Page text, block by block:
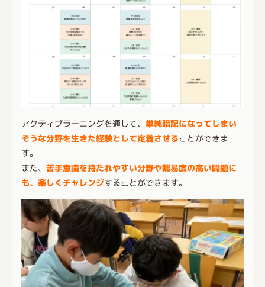
アクティブラーニングを通して、単純暗記になってしまい
そうな分野を生きた経験として定着させることができま
す。
また、苦手意識を持たれやすい分野や難易度の高い問題に
も、楽しくチャレンジすることができます。